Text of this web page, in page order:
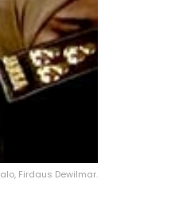
Firdaus Dewilmar.